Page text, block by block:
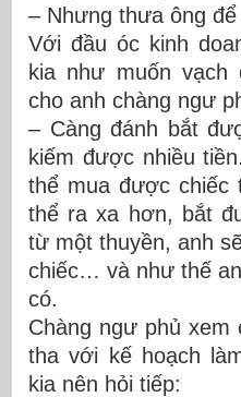
– Nhưng thưa ông
Với đầu óc kinh
kia như muốn
cho anh chàng ngư
– Càng đánh bắt
kiếm được nhiều
thể mua được chiếc
thể ra xa hơn, bắt
từ một thuyền, anh
chiếc… và như thế
có.
Chàng ngư phủ
tha với kế hoạch
kia nên hỏi tiếp: